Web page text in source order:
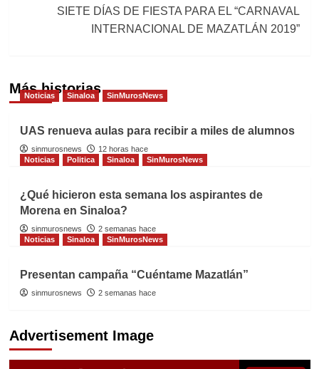
SIETE DÍAS DE FIESTA PARA EL “CARNAVAL
INTERNACIONAL DE MAZATLÁN 2019”
Más historias
Noticias Sinaloa SinMurosNews
UAS renueva aulas para recibir a miles de alumnos
sinmurosnews
12 horas hace
Noticias
Politica Sinaloa SinMurosNews
¿Qué hicieron esta semana los aspirantes de
Morena en Sinaloa?
sinmurosnews
2 semanas hace
Noticias
Sinaloa SinMurosNews
Presentan campaña “Cuéntame Mazatlán”
sinmurosnews 2 semanas hace
Advertisement Image